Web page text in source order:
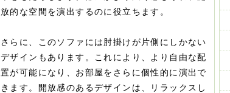
放的な空間を演出するのに役立ちます。
さらに、このソファには肘掛けが片側にしかない
デザインもあります。これにより、より自由な配
置が可能になり、お部屋をさらに個性的に演出で
きます。開放感のあるデザインは、リラックスし